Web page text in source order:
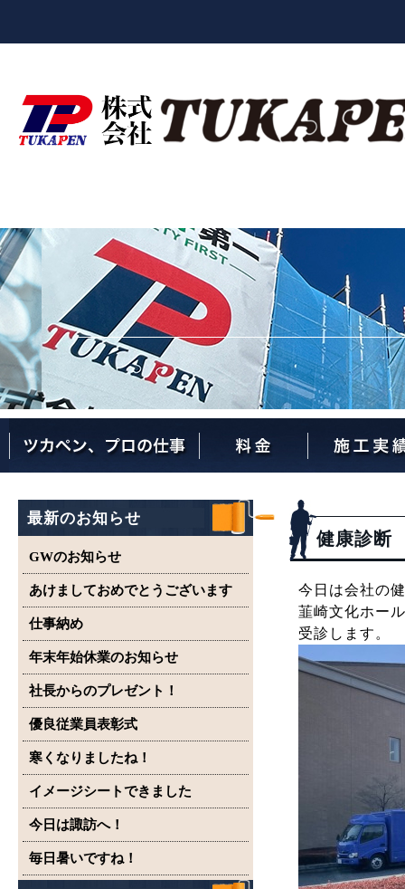
最新のお知らせ
GWのお知らせ
あけましておめでとうございます
仕事納め
年末年始休業のお知らせ
社長からのプレゼント！
優良従業員表彰式
寒くなりましたね！
イメージシートできました
今日は諏訪へ！
毎日暑いですね！
健康診断
今日は会社の
韮崎文化ホー
受診します。